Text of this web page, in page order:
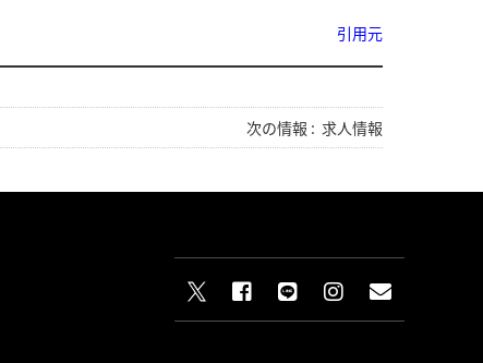
引用元
次の情報 : 求人情報